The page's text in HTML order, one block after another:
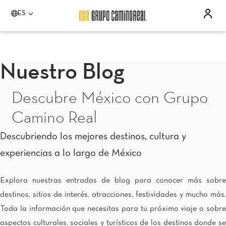
ES
Por favor elija un destino
Quinta Real Acapulco
Camino Real Acapulco Diamante
Quinta Real Aguascalientes
Real Inn Celaya
Estado de México
Real Inn Perinorte
Guadalajara
Camino Real Guadalajara
Camino Real Veracruz
Mérida
Camino Real Mérida
Nuestro Blog
Descubre México con Grupo
Camino Real
Descubriendo los mejores destinos, cultura y
experiencias a lo largo de México
Explora nuestras entradas de blog para conocer más sobre
destinos, sitios de interés, atracciones, festividades y mucho más.
Toda la información que necesitas para tu próximo viaje o sobre
aspectos culturales, sociales y turísticos de los destinos donde se